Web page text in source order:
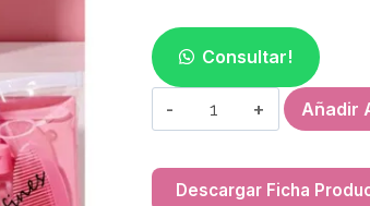
Consultar!
SET
DE
(7PCS)
Añadir
Descargar Ficha